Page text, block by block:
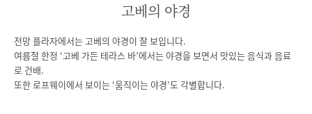
고베의 야경
전망 플라자에서는 고베의 야경이 잘 보입니다.
여름철 한정 ‘고베 가든 테라스 바’에서는 야경을 보면서 맛있는 음식과 음료
로 건배.
또한 로프웨이에서 보이는 ‘움직이는 야경’도 각별합니다.